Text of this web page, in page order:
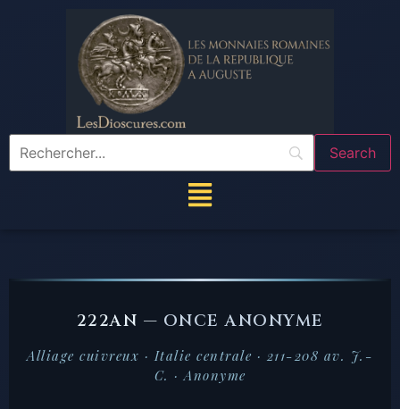
222AN — ONCE ANONYME
Alliage cuivreux · Italie centrale · 211-208 av. J.-
C. · Anonyme